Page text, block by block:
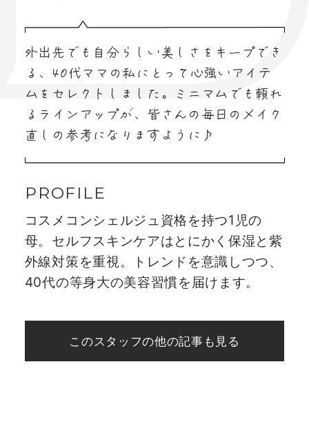
外出先でも自分らしい美しさをキープでき
る、40代ママの私にとって心強いアイテ
ムをセレクトしました。ミニマムでも頼れ
るラインアップが、皆さんの毎日のメイク
直しの参考になりますように♪
コスメコンシェルジュ資格を持つ1児の
母。セルフスキンケアはとにかく保湿と紫
外線対策を重視。トレンドを意識しつつ、
40代の等身大の美容習慣を届けます。
このスタッフの他の記事も見る